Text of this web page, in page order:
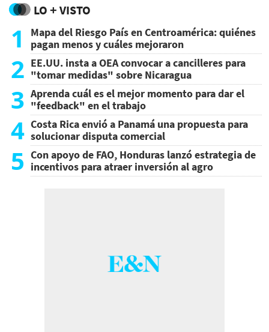
LO + VISTO
1
Mapa del Riesgo País en Centroamérica: quiénes
pagan menos y cuáles mejoraron
2 EE.UU. insta a OEA convocar a cancilleres para
"tomar medidas" sobre Nicaragua
3 Aprenda cuál es el mejor momento para dar el
"feedback" en el trabajo
4 Costa Rica envió a Panamá una propuesta para
solucionar disputa comercial
5 Con apoyo de FAO, Honduras lanzó estrategia de
incentivos para atraer inversión al agro